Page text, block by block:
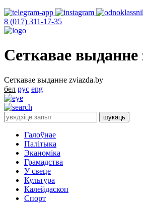
8 (017) 311-17-35
Сеткавае выданне
Сеткавае выданне zviazda.by
бел рус eng
Галоўнае
Палітыка
Эканоміка
Грамадства
У свеце
Культура
Калейдаскоп
Спорт